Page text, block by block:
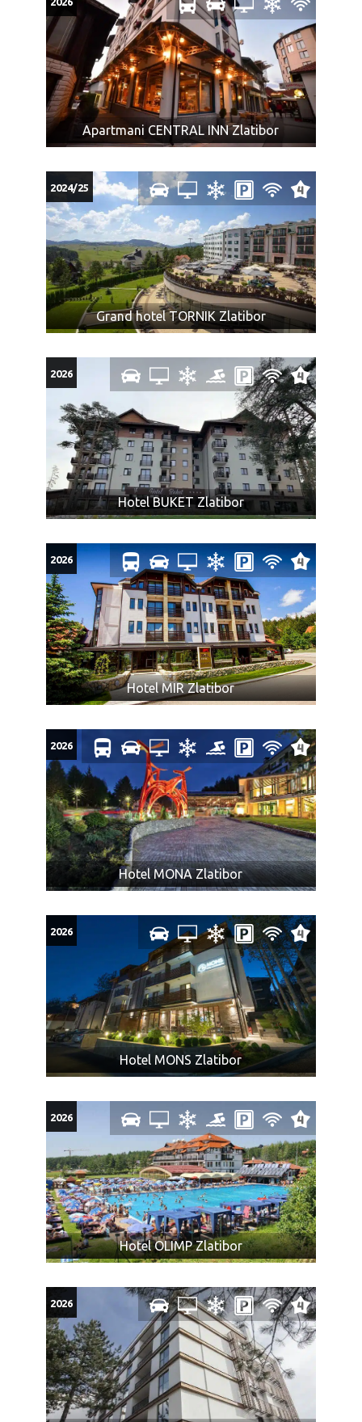
Apartmani CENTRAL INN Zlatibor
Grand hotel TORNIK Zlatibor
2024/25
Hotel BUKET Zlatibor
2026
Hotel MIR Zlatibor
2026
Hotel MONA Zlatibor
2026
Hotel MONS Zlatibor
2026
Hotel OLIMP Zlatibor
2026
2026